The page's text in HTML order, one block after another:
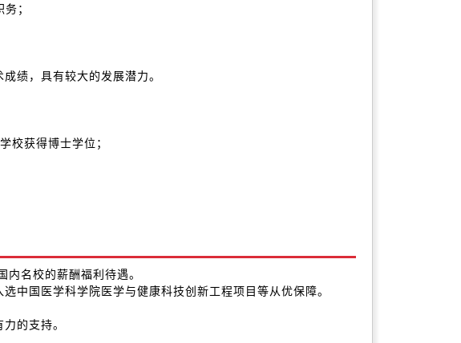
；
绩，具有较大的发展潜力。
校获得博士学位；
名校的薪酬福利待遇。
中国医学科学院医学与健康科技创新工程项目等从优保障。
的支持。